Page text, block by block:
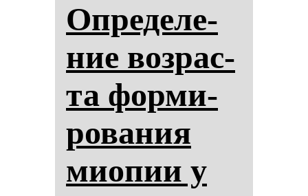
Оп­ре­де­ле­
ние воз­рас­
та фор­ми­
ро­ва­ния
ми­опии у